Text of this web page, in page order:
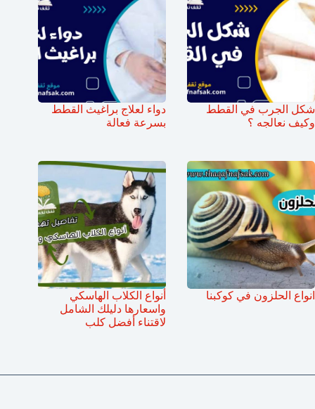
شكل الجرب في القطط
وكيف نعالجه ؟
دواء لعلاج براغيث القطط
بسرعة فعالة
انواع الحلزون في كوكبنا
أنواع الكلاب الهاسكي
واسعارها دليلك الشامل
لاقتناء أفضل كلب